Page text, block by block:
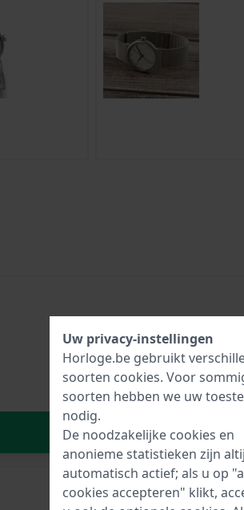
In
Uw privacy-instellingen
Horloge.be gebruikt
soorten cookies. Voor
soorten hebben we uw
nodig.
De noodzakelijke cookies en
anonieme statistieken zijn
automatisch actief; als u op
cookies accepteren" klikt,